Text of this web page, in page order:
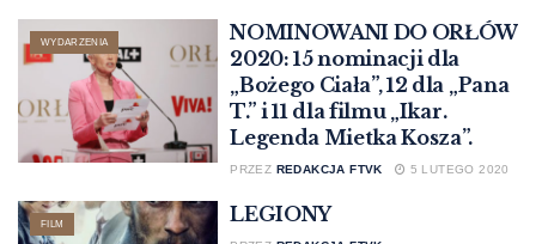
WYDARZENIA
NOMINOWANI DO ORŁÓW
2020: 15 nominacji dla
„Bożego Ciała”, 12 dla „Pana
T.” i 11 dla filmu „Ikar.
Legenda Mietka Kosza”.
PRZEZ REDAKCJA FTVK 5 LUTEGO 2020
FILM LEGIONY